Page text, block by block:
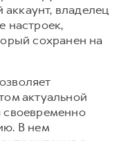
владелец
настроек,
сохранен на
актуальной
В нем